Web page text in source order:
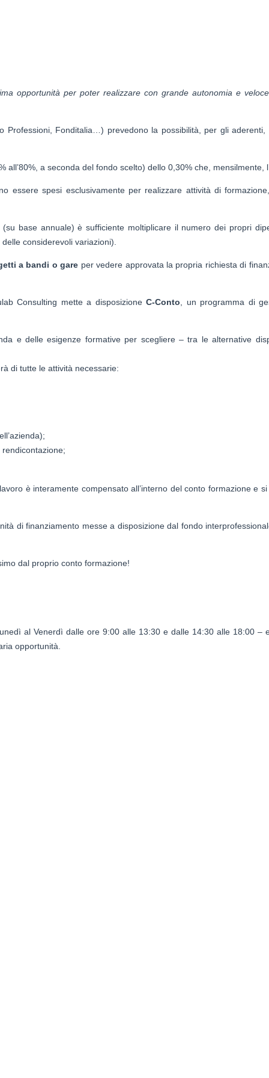
opportunità per poter realizzare con grande autonomia e
Professioni, Fonditalia…) prevedono la possibilità, per gli aderenti,
a seconda del fondo scelto) dello 0,30% che, mensilmente,
essere spesi esclusivamente per realizzare attività di
base annuale) è sufficiente moltiplicare il numero dei propri
considerevoli variazioni).
a bandi o gare per vedere approvata la propria richiesta di
Consulting mette a disposizioneC-Conto , un programma di
e delle esigenze formative per scegliere – tra le alternative
di tutte le attività necessarie:
è interamente compensato all’interno del conto formazione e
di finanziamento messe a disposizione dal fondo
dal proprio conto formazione!
al Venerdì dalle ore 9:00 alle 13:30 e dalle 14:30 alle 18:00 –
opportunità.